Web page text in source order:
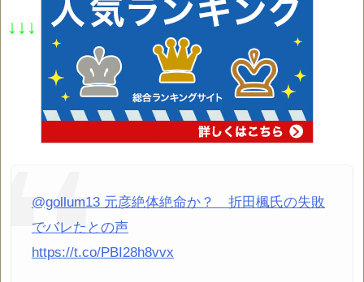
↓↓↓
@gollum13 元彦絶体絶命か？ 折田楓氏の失敗
でバレたとの声
https://t.co/PBI28h8vvx